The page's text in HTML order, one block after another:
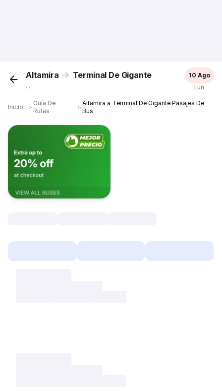
Altamira Terminal De Gigante
...
10 Ago
Lun
Inicio ＞
Guía De
Rutas
＞
Altamira a Terminal De Gigante Pasajes De
Bus